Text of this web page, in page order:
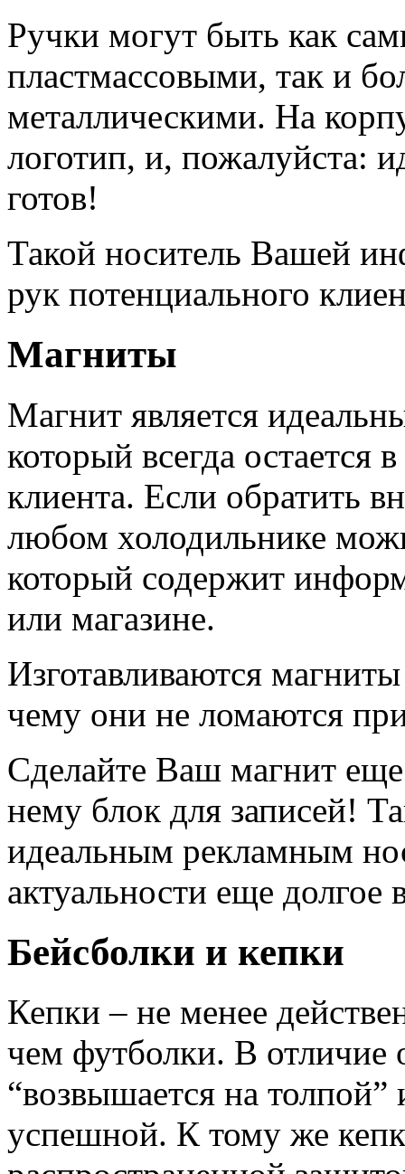
Ручки могут быть как
пластмассовыми, так и
металлическими. На
логотип, и, пожалуйста:
готов!
Такой носитель Вашей
рук потенциального
Магниты
Магнит является
который всегда остается
клиента. Если обратить
любом холодильнике
который содержит
или магазине.
Изготавливаются
чему они не ломаются
Сделайте Ваш магнит
нему блок для записей!
идеальным рекламным
актуальности еще долгое
Бейсболки и кепки
Кепки – не менее
чем футболки. В отличие
“возвышается на
успешной. К тому же